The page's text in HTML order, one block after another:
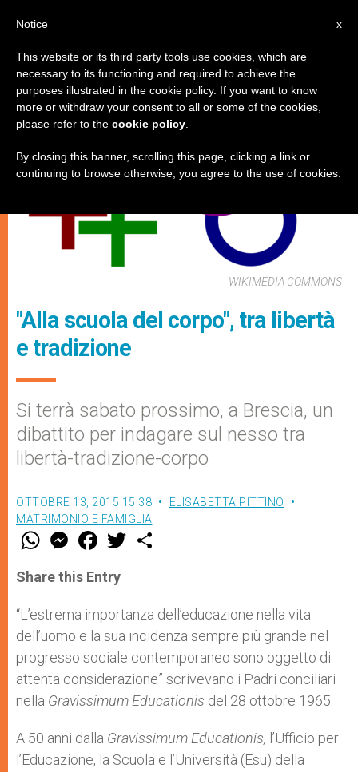
MATRIMONIO E FAMIGLIA
WIKIMEDIA COMMONS
"Alla scuola del corpo", tra libertà
e tradizione
Si terrà sabato prossimo, a Brescia, un
dibattito per indagare sul nesso tra
libertà-tradizione-corpo
OTTOBRE 13, 2015 15:38
ELISABETTA PITTINO
MATRIMONIO E FAMIGLIA
W
t
s
p
p
M
e
s
e
g
e
r
F
a
e
b
o
k
w
r
Share this Entry
“L’estrema importanza dell’educazione nella vita
dell’uomo e la sua incidenza sempre più grande nel
progresso sociale contemporaneo sono oggetto di
attenta considerazione” scrivevano i Padri conciliari
nella Gravissimum Educationis del 28 ottobre 1965.
A 50 anni dalla Gravissimum Educationis, l’Ufficio per
l’Educazione, la Scuola e l’Università (Esu) della
x
Notice
This website or its third party tools use cookies, which are
necessary to its functioning and required to achieve the
purposes illustrated in the cookie policy. If you want to know
more or withdraw your consent to all or some of the cookies,
please refer to the cookie policy
By closing this banner, scrolling this page, clicking a link or
continuing to browse otherwise, you agree to the use of cookies.